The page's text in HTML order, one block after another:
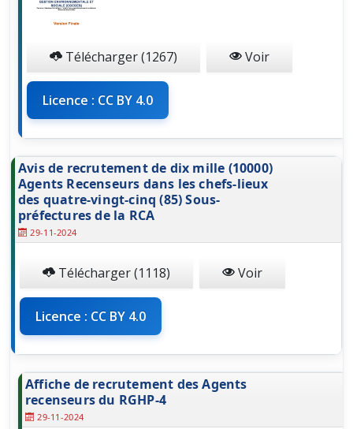
Télécharger (1267) Voir
Licence : CC BY 4.0
Avis de recrutement de dix mille (10000)
Agents Recenseurs dans les chefs-lieux
des quatre-vingt-cinq (85) Sous-
préfectures de la RCA
29-11-2024
Télécharger (1118) Voir
Licence : CC BY 4.0
Affiche de recrutement des Agents
recenseurs du RGHP-4
29-11-2024